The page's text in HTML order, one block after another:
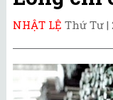
NHẬT LỆ Thứ Tư |